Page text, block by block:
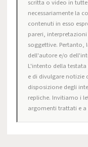
scritta o video in
necessariamente la
contenuti in esso
pareri,
soggettive. Pertanto,
dell'autore e/o
L'intento della
e di divulgare notizie
disposizione degli
repliche. Invitiamo i
argomenti trattati e